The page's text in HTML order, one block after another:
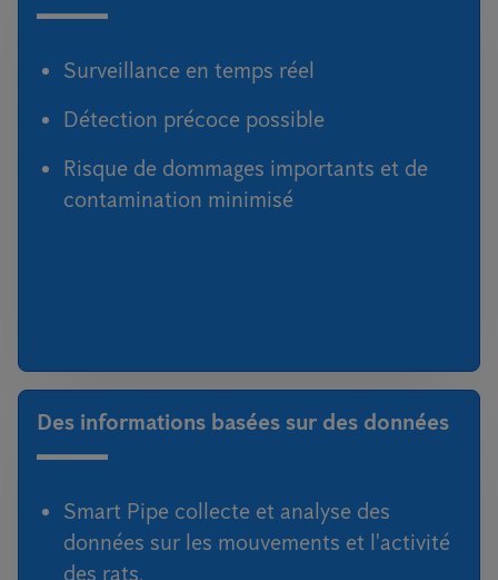
Surveillance en temps réel
Détection précoce possible
Risque de dommages importants et de
contamination minimisé
Des informations basées sur des données
Smart Pipe collecte et analyse des
données sur les mouvements et l'activité
des rats.